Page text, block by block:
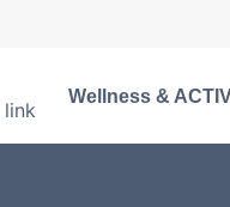
Wellness &